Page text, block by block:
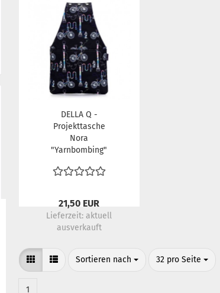
DELLA Q -
Projekttasche
Nora
"Yarnbombing"
21,50 EUR
Lieferzeit:aktuell
ausverkauft
Sortieren nach
Sortieren nach 32 pro Seite
pro Seite
1